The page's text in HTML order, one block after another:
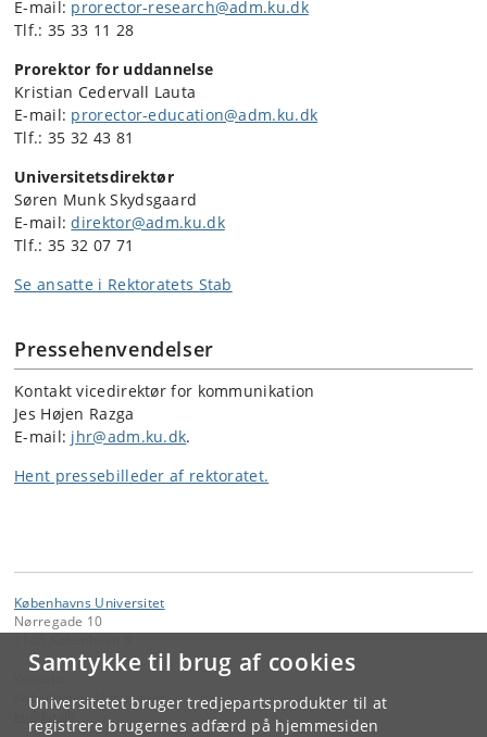
Samtykke til brug af cookies
Universitetet bruger tredjepartsprodukter til at
registrere brugernes adfærd på hjemmesiden
E-mail: prorector-research@adm.ku.dk
Tlf.: 35 33 11 28
Prorektor for uddannelse
Kristian Cedervall Lauta
E-mail: prorector-education@adm.ku.dk
Tlf.: 35 32 43 81
Universitetsdirektør
Søren Munk Skydsgaard
E-mail:direktor@adm.ku.dk
Tlf.: 35 32 07 71
Se ansatte i Rektoratets Stab
Pressehenvendelser
Kontakt vicedirektør for kommunikation
Jes Højen Razga
E-mail: jhr@adm.ku.dk.
Hent pressebilleder af rektoratet.
Københavns Universitet
Nørregade 10
Københavns Universitet